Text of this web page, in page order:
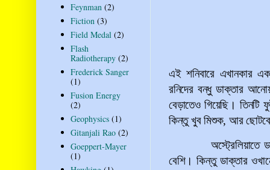
এই শনিবারে এখানকার
রনিদের বন্ধু ডাক্তার
বেড়াতেও গিয়েছি।
কিন্তু খুব মিশুক, আর
অস্ট্রেলিয়াতে
বেশি। কিন্তু ডাক্তার
Feynman (2)
Fiction (3)
Field Medal (2)
Flash
Radiotherapy (2)
Frederick Sanger
(1)
Fusion Energy
(2)
Geophysics (1)
Gitanjali Rao (2)
Goeppert-Mayer
(1)